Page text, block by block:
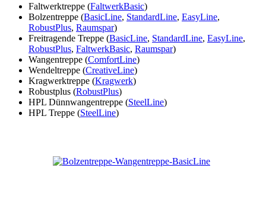
Faltwerktreppe (FaltwerkBasic)
Bolzentreppe (BasicLine, StandardLine, EasyLine,
RobustPlus, Raumspar)
Freitragende Treppe (BasicLine, StandardLine, EasyLine,
RobustPlus, FaltwerkBasic, Raumspar)
Wangentreppe (ComfortLine)
Wendeltreppe (CreativeLine)
Kragwerktreppe (Kragwerk)
Robustplus (RobustPlus)
HPL Dünnwangentreppe (SteelLine)
HPL Treppe (SteelLine)